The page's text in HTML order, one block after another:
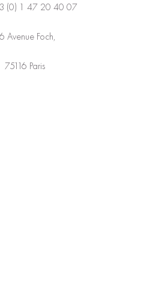
(0) 1 47 20 40 07
Avenue Foch,
75116 Paris